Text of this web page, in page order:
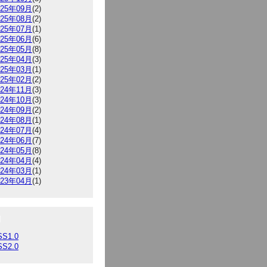
年09月 (2)
年08月 (2)
年07月 (1)
年06月 (6)
年05月 (8)
年04月 (3)
年03月 (1)
年02月 (2)
年11月 (3)
年10月 (3)
年09月 (2)
年08月 (1)
年07月 (4)
年06月 (7)
年05月 (8)
年04月 (4)
年03月 (1)
年04月 (1)